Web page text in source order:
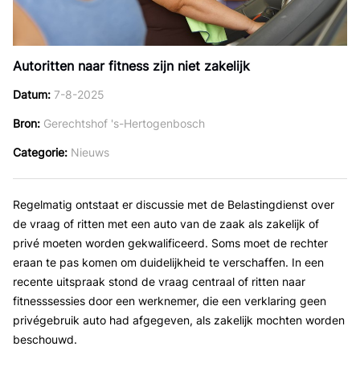
Autoritten naar fitness zijn niet zakelijk
Datum 7-8-2025
Bron Gerechtshof 's-Hertogenbosch
Categorie Nieuws
Regelmatig ontstaat er discussie met de Belastingdienst over
de vraag of ritten met een auto van de zaak als zakelijk of
privé moeten worden gekwalificeerd. Soms moet de rechter
eraan te pas komen om duidelijkheid te verschaffen. In een
recente uitspraak stond de vraag centraal of ritten naar
fitnesssessies door een werknemer, die een verklaring geen
privégebruik auto had afgegeven, als zakelijk mochten worden
beschouwd.